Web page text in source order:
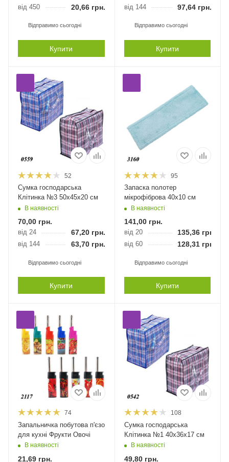
від 450 20,66 грн.
Відправимо сьогодні
Купити
від 144 97,64грн.
Відправимо сьогодні
Купити
52
Сумка господарська
Клітинка №3 50х45х20 см
В наявності
70,00 грн.
від 24 67,20 грн.
від 144 63,70 грн.
Відправимо сьогодні
Купити
95
Запаска полотер
мікрофіброва 40х10 см
В наявності
141,00грн.
від 20 135,36грн.
від 60 128,31грн.
Відправимо сьогодні
Купити
74
Запальничка побутова п'єзо
для кухні Фрукти Овочі
В наявності
21,69 грн.
108
Сумка господарська
Клітинка №1 40х36х17 см
В наявності
49,80грн.